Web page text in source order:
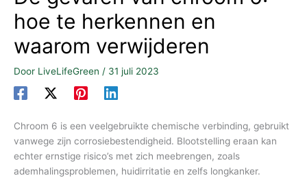
hoe te herkennen en
waarom verwijderen
Door LiveLifeGreen / 31 juli 2023
Chroom 6 is een veelgebruikte chemische verbinding, gebruikt
vanwege zijn corrosiebestendigheid. Blootstelling eraan kan
echter ernstige risico’s met zich meebrengen, zoals
ademhalingsproblemen, huidirritatie en zelfs longkanker.